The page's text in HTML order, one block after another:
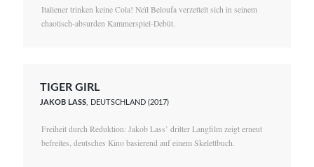
Italiener trinken keine Cola! Neïl Beloufa verzettelt sich in seinem
chaotisch-absurden Kammerspiel-Debüt.
TIGER GIRL
JAKOB LASS , DEUTSCHLAND (2017)
Freiheit durch Reduktion: Jakob Lass’ dritter Langfilm zeigt erneut
befreites, deutsches Kino basierend auf einem Skelettbuch.